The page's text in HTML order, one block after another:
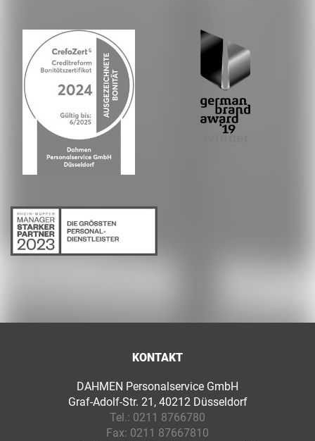
KONTAKT
DAHMEN Personalservice GmbH
Graf-Adolf-Str. 21, 40212 Düsseldorf
Tel.: 0211 8766780
Fax: 0211 87667810